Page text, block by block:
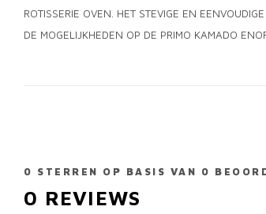
ROTISSERIE OVEN. HET STEVIGE EN
DE MOGELIJKHEDEN OP DE PRIMO KAMADO
0 STERREN OP BASIS VAN 0
0 REVIEWS